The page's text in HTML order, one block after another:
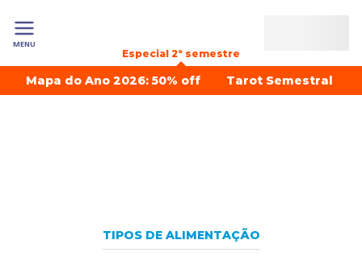
MENU
Especial 2º semestre
Mapa do Ano 2026: 50% off Tarot Semestral
TIPOS DE ALIMENTAÇÃO